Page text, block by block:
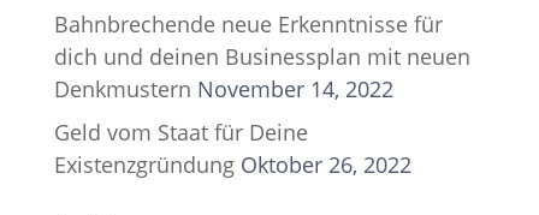
Bahnbrechende neue Erkenntnisse für
dich und deinen Businessplan mit neuen
Denkmustern November 14, 2022
Geld vom Staat für Deine
Existenzgründung Oktober 26, 2022